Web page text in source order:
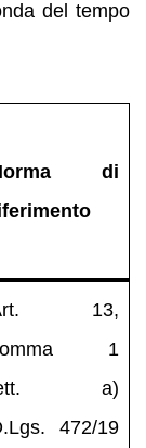
del tempo
di
13,
1
a)
472/19